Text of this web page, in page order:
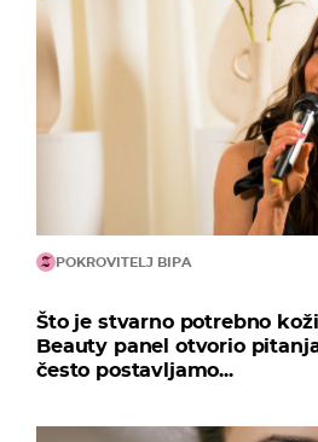
POKROVITELJ BIPA
Što je stvarno potrebno
Beauty panel otvorio
često postavljamo...